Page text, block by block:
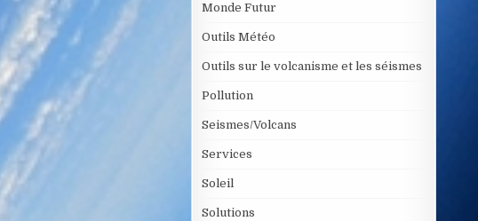
Monde Futur
Outils Météo
Outils sur le volcanisme et les séismes
Pollution
Seismes/Volcans
Services
Soleil
Solutions